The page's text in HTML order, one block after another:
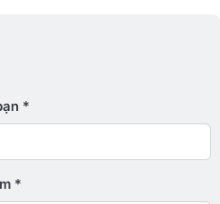
giá: 4 trên 5
3 trên 5 sao.
trên 5 sao.
5 sao. Xấu